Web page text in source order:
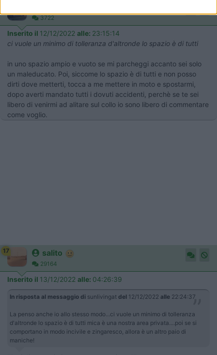
3722
Inserito il 12/12/2022 alle: 23:15:14
ci vuole un minimo di tolleranza d'altronde lo spazio è di tutti
in uno spazio ampio e vuoto se mi parcheggi accanto sei solo
un maleducato. Poi, siccome lo spazio è di tutti e non posso
dirti dove metterti, tocca a me mettere in moto e spostarmi,
dopo averti mandato tutti i dovuti accidenti, perchè se te sei
libero di venirmi ad alitare sul collo io sono libero di commentare
come voglio.
17 salito
29164
Inserito il 13/12/2022 alle: 04:26:39
In risposta al messaggio di sunlivingat del 12/12/2022 alle 22:24:37
La penso anche io allo stesso modo...ci vuole un minimo di tolleranza
d'altronde lo spazio è di tutti mica è una nostra area privata....poi se si
comportano in modo incivile e zingaresco, allora è un altro paio di
maniche!